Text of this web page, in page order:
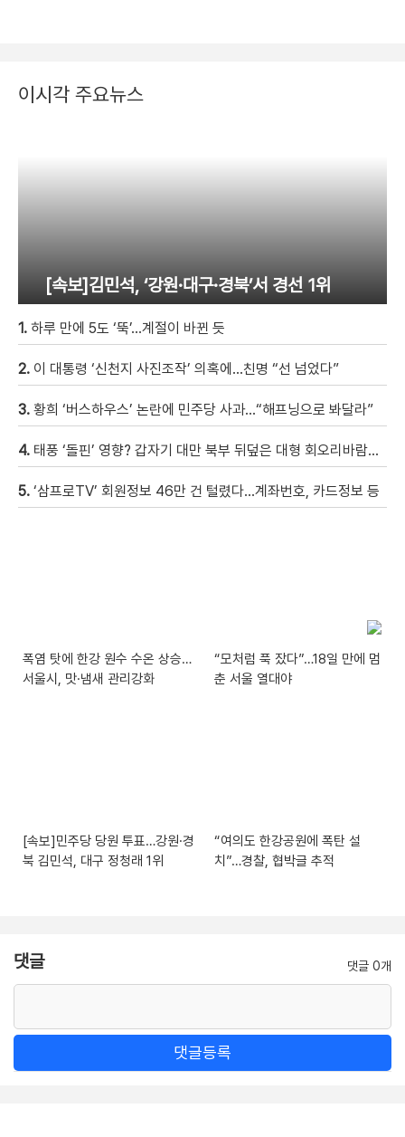
이시각 주요뉴스
[속보]김민석, ‘강원·대구·경북’서 경선 1위
1. 하루 만에 5도 ‘뚝’…계절이 바뀐 듯
2. 이 대통령 ‘신천지 사진조작’ 의혹에…친명 “선 넘었다”
3. 황희 ‘버스하우스’ 논란에 민주당 사과…“해프닝으로 봐달라”
4. 태풍 ‘돌핀’ 영향? 갑자기 대만 북부 뒤덮은 대형 회오리바람…먼지 다 빨아들여 [현장영상]
5. ‘삼프로TV’ 회원정보 46만 건 털렸다…계좌번호, 카드정보 등
폭염 탓에 한강 원수 수온 상승…
서울시, 맛·냄새 관리강화
“모처럼 푹 잤다”…18일 만에 멈
춘 서울 열대야
[속보]민주당 당원 투표…강원·경
북 김민석, 대구 정청래 1위
“여의도 한강공원에 폭탄 설
치”…경찰, 협박글 추적
댓글 댓글 0개
댓글등록